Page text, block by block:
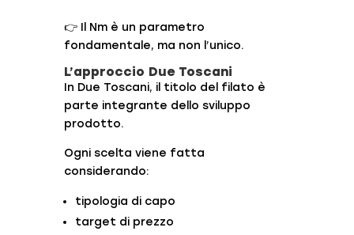
👉 Il Nm è un parametro
fondamentale, ma non l’unico.
L’approccio Due Toscani
In Due Toscani, il titolo del filato è
parte integrante dello sviluppo
prodotto.
Ogni scelta viene fatta
considerando:
tipologia di capo
target di prezzo